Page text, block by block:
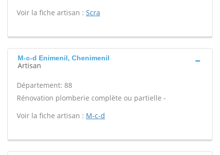
Voir la fiche artisan : Scra
M-c-d Enimenil, Chenimenil
Artisan
Département: 88
Rénovation plomberie complète ou partielle -
Voir la fiche artisan : M-c-d